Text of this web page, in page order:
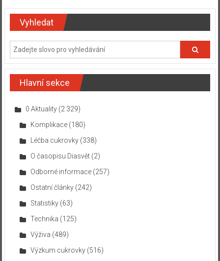
Vyhledat
Hlavní sekce
0 Aktuality(2 329)
Komplikace(180)
Léčba cukrovky(338)
O časopisu Diasvět(2)
Odborné informace(257)
Ostatní články(242)
Statistiky(63)
Technika (125)
Výživa (489)
Výzkum cukrovky(516)